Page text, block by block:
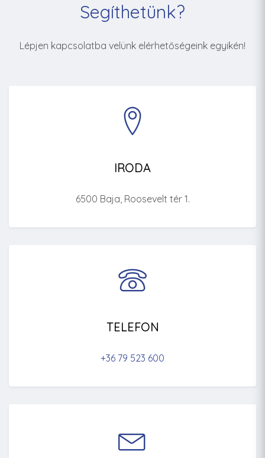
Segíthetünk?
Lépjen kapcsolatba velünk elérhetőségeink egyikén!
IRODA
6500 Baja, Roosevelt tér 1.
TELEFON
+36 79 523 600